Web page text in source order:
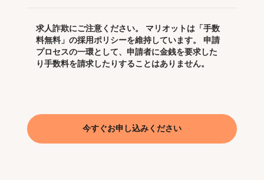
求人詐欺にご注意ください。 マリオットは「手数
料無料」の採用ポリシーを維持しています。 申請
プロセスの一環として、申請者に金銭を要求した
り手数料を請求したりすることはありません。
今すぐお申し込みください